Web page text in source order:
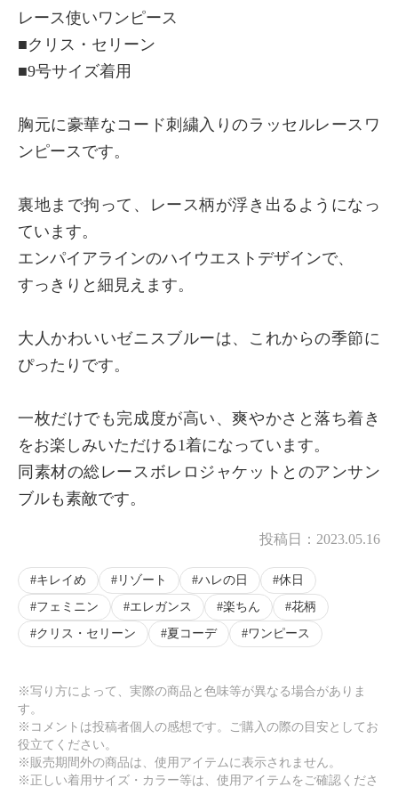
レース使いワンピース
■クリス・セリーン
■9号サイズ着用
胸元に豪華なコード刺繍入りのラッセルレースワ
ンピースです。
裏地まで拘って、レース柄が浮き出るようになっ
ています。
エンパイアラインのハイウエストデザインで、
すっきりと細見えます。
大人かわいいゼニスブルーは、これからの季節に
ぴったりです。
一枚だけでも完成度が高い、爽やかさと落ち着き
をお楽しみいただける1着になっています。
同素材の総レースボレロジャケットとのアンサン
ブルも素敵です。
投稿日： 2023.05.16
キレイめ リゾート ハレの日
休日
フェミニン
エレガンス 楽ちん
花柄
クリス・セリーン
夏コーデ ワンピース
※写り方によって、実際の商品と色味等が異なる場合がありま
す。
※コメントは投稿者個人の感想です。ご購入の際の目安としてお
役立てください。
※販売期間外の商品は、使用アイテムに表示されません。
※正しい着用サイズ・カラー等は、使用アイテムをご確認くださ